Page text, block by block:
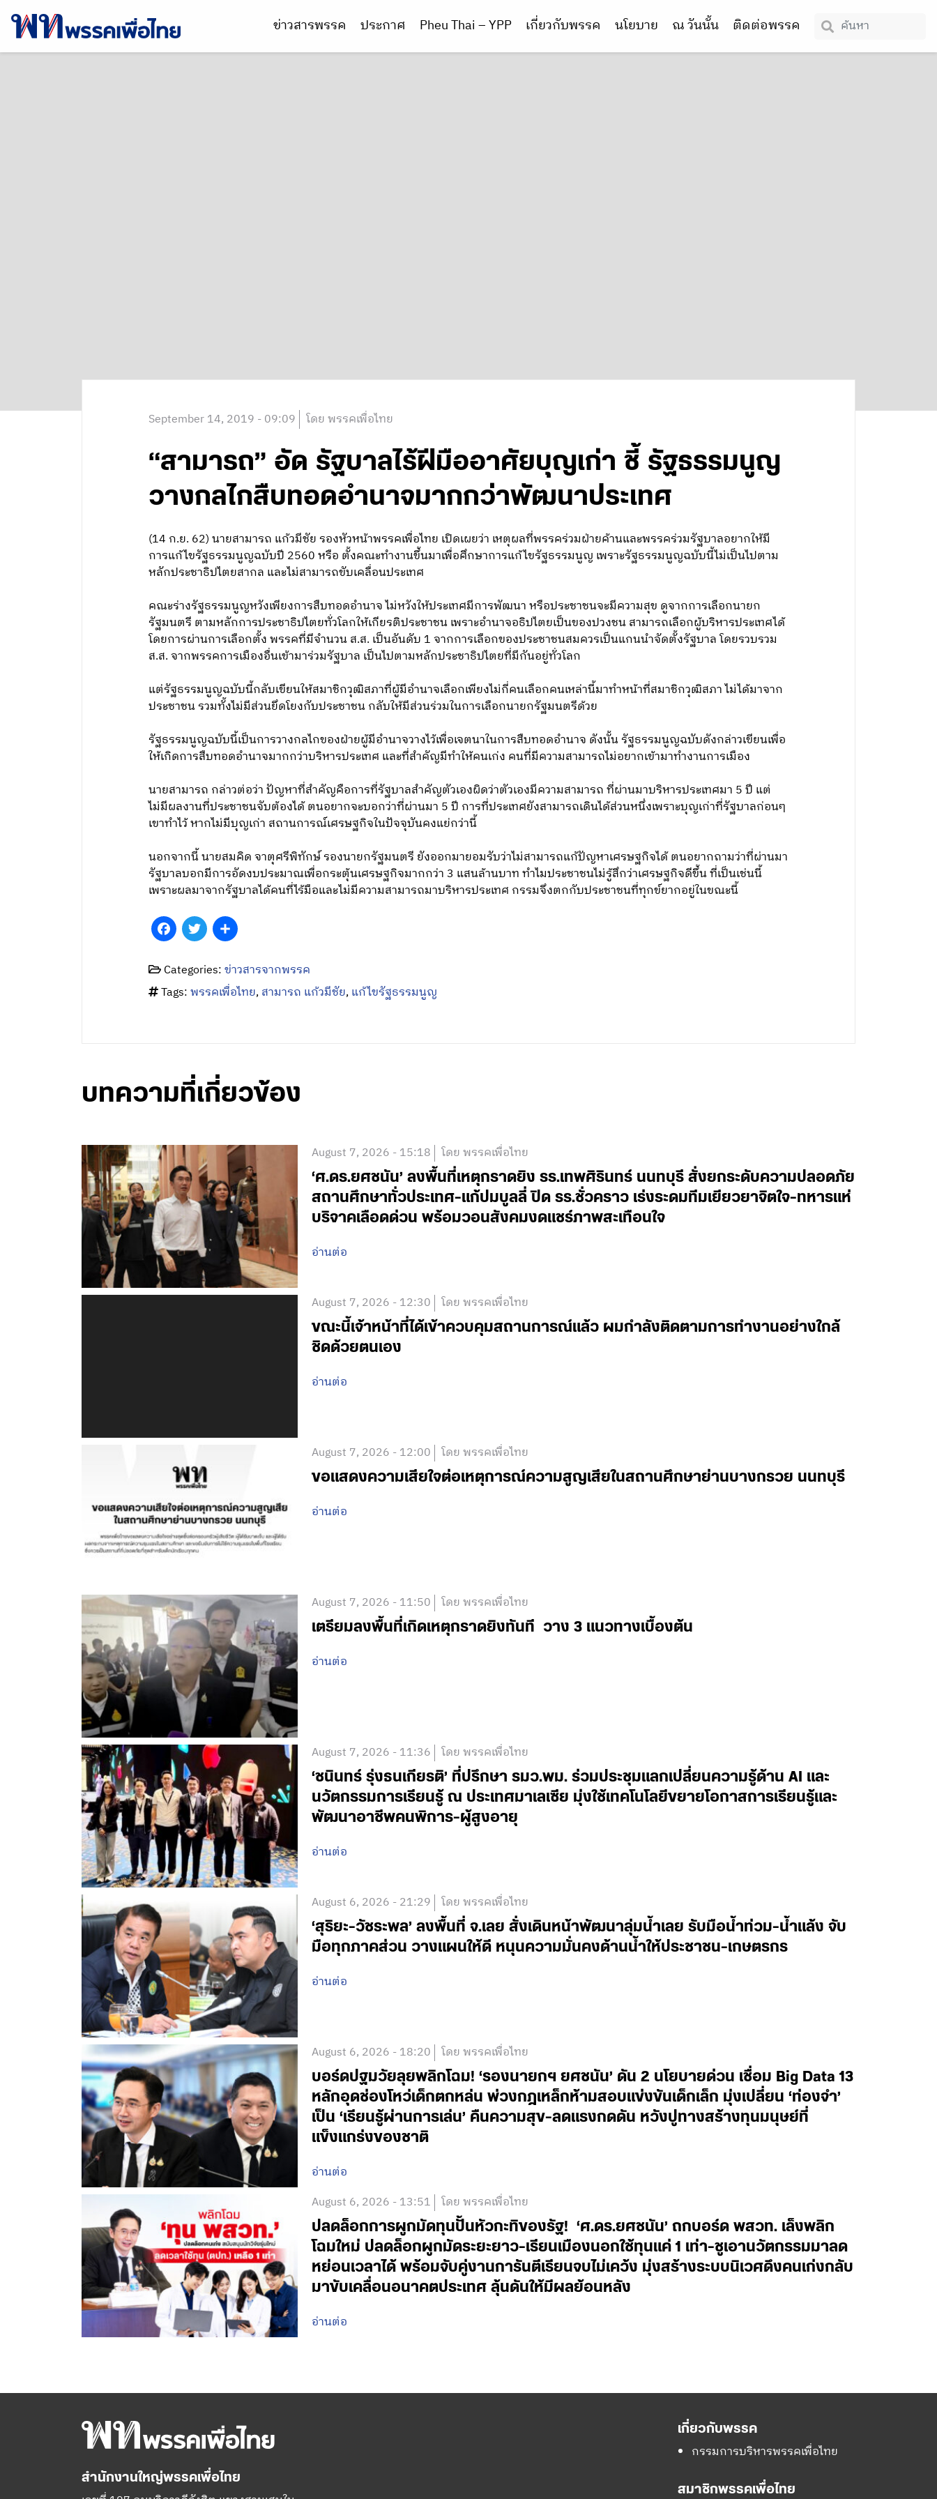
ข่าวสารพรรค ประกาศ Pheu Thai – YPP เกี่ยวกับพรรค นโยบาย ณ วันนั้น ติดต่อพรรค
September 14, 2019 - 09:09 โดย พรรคเพื่อไทย
“สามารถ” อัด รัฐบาลไร้ฝีมืออาศัยบุญเก่า ชี้ รัฐธรรมนูญ
วางกลไกสืบทอดอำนาจมากกว่าพัฒนาประเทศ
(14 ก.ย. 62) นายสามารถ แก้วมีชัย รองหัวหน้าพรรคเพื่อไทย เปิดเผยว่า เหตุผลที่พรรคร่วมฝ่ายค้านและพรรคร่วมรัฐบาลอยากให้มี
การแก้ไขรัฐธรรมนูญฉบับปี 2560 หรือ ตั้งคณะทำงานขึ้นมาเพื่อศึกษาการแก้ไขรัฐธรรมนูญ เพราะรัฐธรรมนูญฉบับนี้ไม่เป็นไปตาม
หลักประชาธิปไตยสากล และไม่สามารถขับเคลื่อนประเทศ
คณะร่างรัฐธรรมนูญหวังเพียงการสืบทอดอำนาจ ไม่หวังให้ประเทศมีการพัฒนา หรือประชาชนจะมีความสุข ดูจากการเลือกนายก
รัฐมนตรี ตามหลักการประชาธิปไตยทั่วโลกให้เกียรติประชาชน เพราะอำนาจอธิปไตยเป็นของปวงชน สามารถเลือกผู้บริหารประเทศได้
โดยการผ่านการเลือกตั้ง พรรคที่มีจำนวน ส.ส. เป็นอันดับ 1 จากการเลือกของประชาชนสมควรเป็นแกนนำจัดตั้งรัฐบาล โดยรวบรวม
ส.ส. จากพรรคการเมืองอื่นเข้ามาร่วมรัฐบาล เป็นไปตามหลักประชาธิปไตยที่มีกันอยู่ทั่วโลก
แต่รัฐธรรมนูญฉบับนี้กลับเขียนให้สมาชิกวุฒิสภาที่ผู้มีอำนาจเลือกเพียงไม่กี่คนเลือกคนเหล่านี้มาทำหน้าที่สมาชิกวุฒิสภา ไม่ได้มาจาก
ประชาชน รวมทั้งไม่มีส่วนยึดโยงกับประชาชน กลับให้มีส่วนร่วมในการเลือกนายกรัฐมนตรีด้วย
รัฐธรรมนูญฉบับนี้เป็นการวางกลไกของฝ่ายผู้มีอำนาจวางไว้เพื่อเจตนาในการสืบทอดอำนาจ ดังนั้น รัฐธรรมนูญฉบับดังกล่าวเขียนเพื่อ
ให้เกิดการสืบทอดอำนาจมากกว่าบริหารประเทศ และที่สำคัญมีทำให้คนเก่ง คนที่มีความสามารถไม่อยากเข้ามาทำงานการเมือง
นายสามารถ กล่าวต่อว่า ปัญหาที่สำคัญคือการที่รัฐบาลสำคัญตัวเองผิดว่าตัวเองมีความสามารถ ที่ผ่านมาบริหารประเทศมา 5 ปี แต่
ไม่มีผลงานที่ประชาชนจับต้องได้ ตนอยากจะบอกว่าที่ผ่านมา 5 ปี การที่ประเทศยังสามารถเดินได้ส่วนหนึ่งเพราะบุญเก่าที่รัฐบาลก่อนๆ
เขาทำไว้ หากไม่มีบุญเก่า สถานการณ์เศรษฐกิจในปัจจุบันคงแย่กว่านี้
นอกจากนี้ นายสมคิด จาตุศรีพิทักษ์ รองนายกรัฐมนตรี ยังออกมายอมรับว่าไม่สามารถแก้ปัญหาเศรษฐกิจได้ ตนอยากถามว่าที่ผ่านมา
รัฐบาลบอกมีการอัดงบประมาณเพื่อกระตุ้นเศรษฐกิจมากกว่า 3 แสนล้านบาท ทำไมประชาชนไม่รู้สึกว่าเศรษฐกิจดีขึ้น ที่เป็นเช่นนี้
เพราะผลมาจากรัฐบาลได้คนที่ไร้มือและไม่มีความสามารถมาบริหารประเทศ กรรมจึงตกกับประชาชนที่ทุกข์ยากอยู่ในขณะนี้
Facebook
TwitterShare
Categories:ข่าวสารจากพรรค
Tags:พรรคเพื่อไทย,สามารถ แก้วมีชัย,แก้ไขรัฐธรรมนูญ
บทความที่เกี่ยวข้อง
August 7, 2026 - 15:18 โดย พรรคเพื่อไทย
‘ศ.ดร.ยศชนัน’ ลงพื้นที่เหตุกราดยิง รร.เทพศิรินทร์ นนทบุรี สั่งยกระดับความปลอดภัย
สถานศึกษาทั่วประเทศ-แก้ปมบูลลี่ ปิด รร.ชั่วคราว เร่งระดมทีมเยียวยาจิตใจ-ทหารแห่
บริจาคเลือดด่วน พร้อมวอนสังคมงดแชร์ภาพสะเทือนใจ
อ่านต่อ
August 7, 2026 - 12:30 โดย พรรคเพื่อไทย
ขณะนี้เจ้าหน้าที่ได้เข้าควบคุมสถานการณ์แล้ว ผมกำลังติดตามการทำงานอย่างใกล้
ชิดด้วยตนเอง
อ่านต่อ
August 7, 2026 - 12:00 โดย พรรคเพื่อไทย
ขอแสดงความเสียใจต่อเหตุการณ์ความสูญเสียในสถานศึกษาย่านบางกรวย นนทบุรี
อ่านต่อ
August 7, 2026 - 11:50 โดย พรรคเพื่อไทย
เตรียมลงพื้นที่เกิดเหตุกราดยิงทันที วาง 3 แนวทางเบื้องต้น
อ่านต่อ
August 7, 2026 - 11:36 โดย พรรคเพื่อไทย
‘ชนินทร์ รุ่งธนเกียรติ’ ที่ปรึกษา รมว.พม. ร่วมประชุมแลกเปลี่ยนความรู้ด้าน AI และ
นวัตกรรมการเรียนรู้ ณ ประเทศมาเลเซีย มุ่งใช้เทคโนโลยีขยายโอกาสการเรียนรู้และ
พัฒนาอาชีพคนพิการ-ผู้สูงอายุ
อ่านต่อ
August 6, 2026 - 21:29 โดย พรรคเพื่อไทย
‘สุริยะ-วัชระพล’ ลงพื้นที่ จ.เลย สั่งเดินหน้าพัฒนาลุ่มน้ำเลย รับมือน้ำท่วม-น้ำแล้ง จับ
มือทุกภาคส่วน วางแผนให้ดี หนุนความมั่นคงด้านน้ำให้ประชาชน-เกษตรกร
อ่านต่อ
August 6, 2026 - 18:20 โดย พรรคเพื่อไทย
บอร์ดปฐมวัยลุยพลิกโฉม! ‘รองนายกฯ ยศชนัน’ ดัน 2 นโยบายด่วน เชื่อม Big Data 13
หลักอุดช่องโหว่เด็กตกหล่น พ่วงกฎเหล็กห้ามสอบแข่งขันเด็กเล็ก มุ่งเปลี่ยน ‘ท่องจำ’
เป็น ‘เรียนรู้ผ่านการเล่น’ คืนความสุข-ลดแรงกดดัน หวังปูทางสร้างทุนมนุษย์ที่
แข็งแกร่งของชาติ
อ่านต่อ
August 6, 2026 - 13:51 โดย พรรคเพื่อไทย
ปลดล็อกการผูกมัดทุนปั้นหัวกะทิของรัฐ! ‘ศ.ดร.ยศชนัน’ ถกบอร์ด พสวท. เล็งพลิก
โฉมใหม่ ปลดล็อกผูกมัดระยะยาว-เรียนเมืองนอกใช้ทุนแค่ 1 เท่า-ชูเอานวัตกรรมมาลด
หย่อนเวลาได้ พร้อมจับคู่งานการันตีเรียนจบไม่เคว้ง มุ่งสร้างระบบนิเวศดึงคนเก่งกลับ
มาขับเคลื่อนอนาคตประเทศ ลุ้นดันให้มีผลย้อนหลัง
อ่านต่อ
สำนักงานใหญ่พรรคเพื่อไทย
เกี่ยวกับพรรค
กรรมการบริหารพรรคเพื่อไทย
สมาชิกพรรคเพื่อไทย